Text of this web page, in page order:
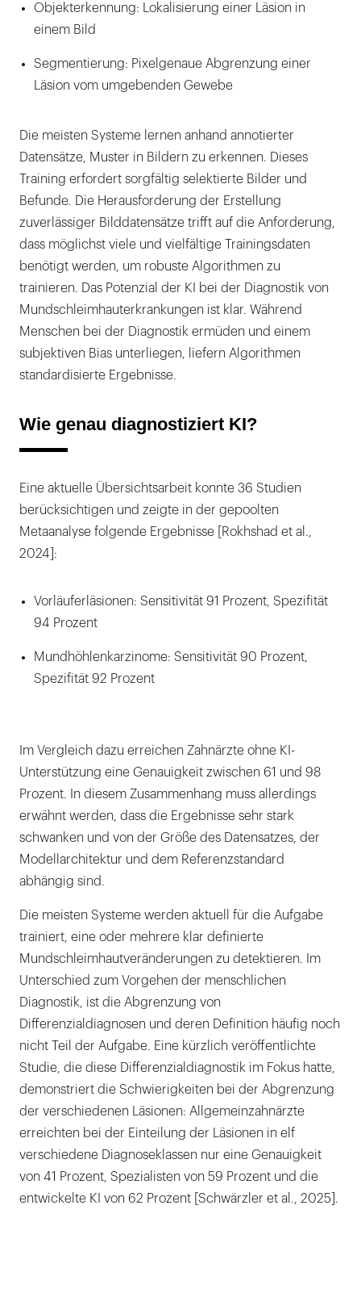
Objekterkennung: Lokalisierung einer Läsion in
einem Bild
Segmentierung: Pixelgenaue Abgrenzung einer
Läsion vom umgebenden Gewebe
Die meisten Systeme lernen anhand annotierter
Datensätze, Muster in Bildern zu erkennen. Dieses
Training erfordert sorgfältig selektierte Bilder und
Befunde. Die Herausforderung der Erstellung
zuverlässiger Bilddatensätze trifft auf die Anforderung,
dass möglichst viele und vielfältige Trainingsdaten
benötigt werden, um robuste Algorithmen zu
trainieren. Das Potenzial der KI bei der Diagnostik von
Mundschleimhauterkrankungen ist klar. Während
Menschen bei der Diagnostik ermüden und einem
subjektiven Bias unterliegen, liefern Algorithmen
standardisierte Ergebnisse.
Wie genau diagnostiziert KI?
Eine aktuelle Übersichtsarbeit konnte 36 Studien
berücksichtigen und zeigte in der gepoolten
Metaanalyse folgende Ergebnisse [Rokhshad et al.,
2024]:
Vorläuferläsionen: Sensitivität 91 Prozent, Spezifität
94 Prozent
Mundhöhlenkarzinome: Sensitivität 90 Prozent,
Spezifität 92 Prozent
Im Vergleich dazu erreichen Zahnärzte ohne KI-
Unterstützung eine Genauigkeit zwischen 61 und 98
Prozent. In diesem Zusammenhang muss allerdings
erwähnt werden, dass die Ergebnisse sehr stark
schwanken und von der Größe des Datensatzes, der
Modellarchitektur und dem Referenzstandard
abhängig sind.
Die meisten Systeme werden aktuell für die Aufgabe
trainiert, eine oder mehrere klar definierte
Mundschleimhautveränderungen zu detektieren. Im
Unterschied zum Vorgehen der menschlichen
Diagnostik, ist die Abgrenzung von
Differenzialdiagnosen und deren Definition häufig noch
nicht Teil der Aufgabe. Eine kürzlich veröffentlichte
Studie, die diese Differenzialdiagnostik im Fokus hatte,
demonstriert die Schwierigkeiten bei der Abgrenzung
der verschiedenen Läsionen: Allgemeinzahnärzte
erreichten bei der Einteilung der Läsionen in elf
verschiedene Diagnoseklassen nur eine Genauigkeit
von 41 Prozent, Spezialisten von 59 Prozent und die
entwickelte KI von 62 Prozent [Schwärzler et al., 2025].